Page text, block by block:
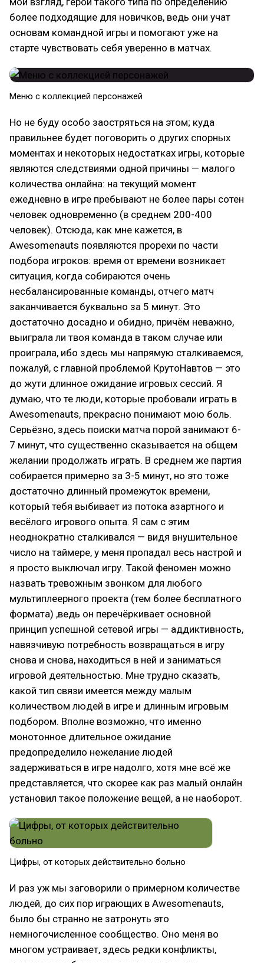
более подходящие для новичков, ведь они учат
основам командной игры и помогают уже на
старте чувствовать себя уверенно в матчах.
Меню с коллекцией персонажей
Но не буду особо заостряться на этом; куда
правильнее будет поговорить о других спорных
моментах и некоторых недостатках игры, которые
являются следствиями одной причины — малого
количества онлайна: на текущий момент
ежедневно в игре пребывают не более пары сотен
человек одновременно (в среднем 200-400
человек). Отсюда, как мне кажется, в
Awesomenauts появляются прорехи по части
подбора игроков: время от времени возникает
ситуация, когда собираются очень
несбалансированные команды, отчего матч
заканчивается буквально за 5 минут. Это
достаточно досадно и обидно, причём неважно,
выиграла ли твоя команда в таком случае или
проиграла, ибо здесь мы напрямую сталкиваемся,
пожалуй, с главной проблемой КрутоНавтов — это
до жути длинное ожидание игровых сессий. Я
думаю, что те люди, которые пробовали играть в
Awesomenauts, прекрасно понимают мою боль.
Серьёзно, здесь поиски матча порой занимают 6-
7 минут, что существенно сказывается на общем
желании продолжать играть. В среднем же партия
собирается примерно за 3-5 минут, но это тоже
достаточно длинный промежуток времени,
который тебя выбивает из потока азартного и
весёлого игрового опыта. Я сам с этим
неоднократно сталкивался — видя внушительное
число на таймере, у меня пропадал весь настрой и
я просто выключал игру. Такой феномен можно
назвать тревожным звонком для любого
мультиплеерного проекта (тем более бесплатного
формата) ,ведь он перечёркивает основной
принцип успешной сетевой игры — аддиктивность,
навязчивую потребность возвращаться в игру
снова и снова, находиться в ней и заниматься
игровой деятельностью. Мне трудно сказать,
какой тип связи имеется между малым
количеством людей в игре и длинным игровым
подбором. Вполне возможно, что именно
монотонное длительное ожидание
предопределило нежелание людей
задерживаться в игре надолго, хотя мне всё же
представляется, что скорее как раз малый онлайн
установил такое положение вещей, а не наоборот.
Цифры, от которых действительно больно
И раз уж мы заговорили о примерном количестве
людей, до сих пор играющих в Awesomenauts,
было бы странно не затронуть это
немногочисленное сообщество. Оно меня во
многом устраивает, здесь редки конфликты,